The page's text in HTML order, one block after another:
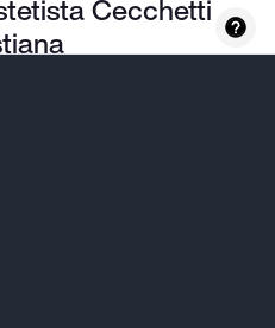
Cecchetti